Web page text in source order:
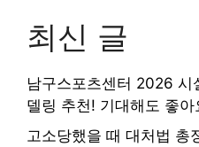
최신 글
남구스포츠센터 2026 시
델링 추천! 기대해도 좋아
고소당했을 때 대처법 총